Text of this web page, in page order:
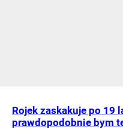
Rojek zaskakuje po 19
prawdopodobnie bym